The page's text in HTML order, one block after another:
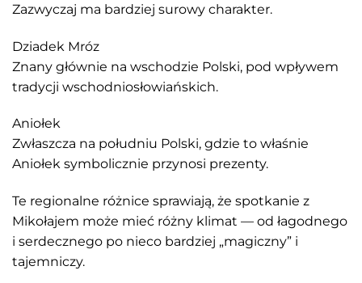
Zazwyczaj ma bardziej surowy charakter.
Dziadek Mróz
Znany głównie na wschodzie Polski, pod wpływem
tradycji wschodniosłowiańskich.
Aniołek
Zwłaszcza na południu Polski, gdzie to właśnie
Aniołek symbolicznie przynosi prezenty.
Te regionalne różnice sprawiają, że spotkanie z
Mikołajem może mieć różny klimat — od łagodnego
i serdecznego po nieco bardziej „magiczny” i
tajemniczy.